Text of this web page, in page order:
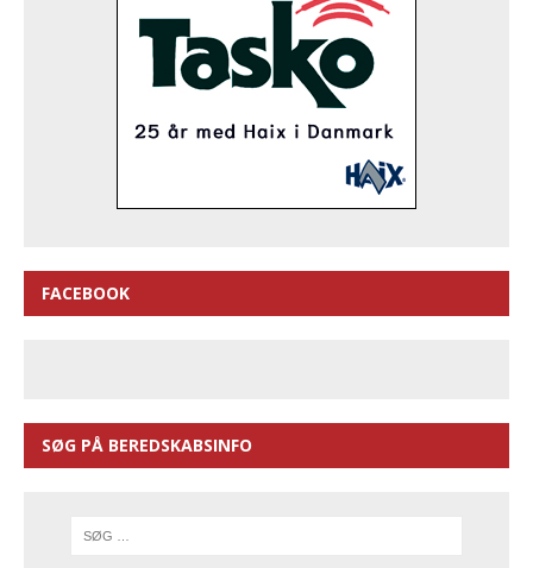
FACEBOOK
SØG PÅ BEREDSKABSINFO